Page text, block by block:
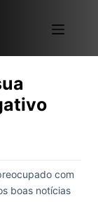
com
boas notícias